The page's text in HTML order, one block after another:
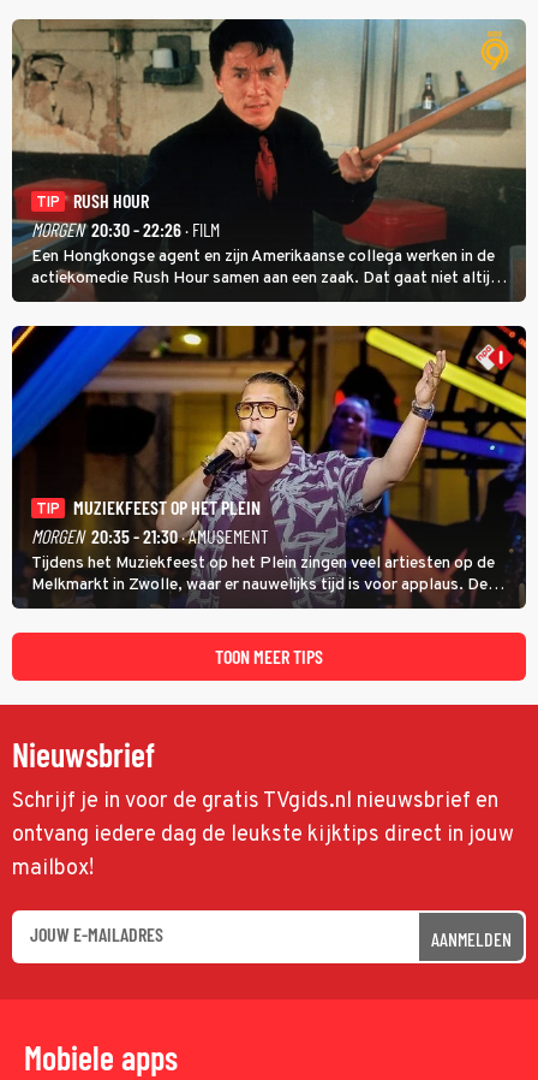
TIP
RUSH HOUR
MORGEN 20:30 - 22:26· FILM
Een Hongkongse agent en zijn Amerikaanse collega werken in de
actiekomedie Rush Hour samen aan een zaak. Dat gaat niet altijd
van een leien dakje.
TIP
MUZIEKFEEST OP HET PLEIN
MORGEN 20:35 - 21:30· AMUSEMENT
Tijdens het Muziekfeest op het Plein zingen veel artiesten op de
Melkmarkt in Zwolle, waar er nauwelijks tijd is voor applaus. De
grootste namen zijn André Hazes, Jannes, René Froger en
natuurlijk Rutger van Barneveld met zijn hit Zwoele Zomernachten.
TOON MEER TIPS
Nieuwsbrief
Schrijf je in voor de gratis TVgids.nl nieuwsbrief en
ontvang iedere dag de leukste kijktips direct in jouw
mailbox!
AANMELDEN
Mobiele apps